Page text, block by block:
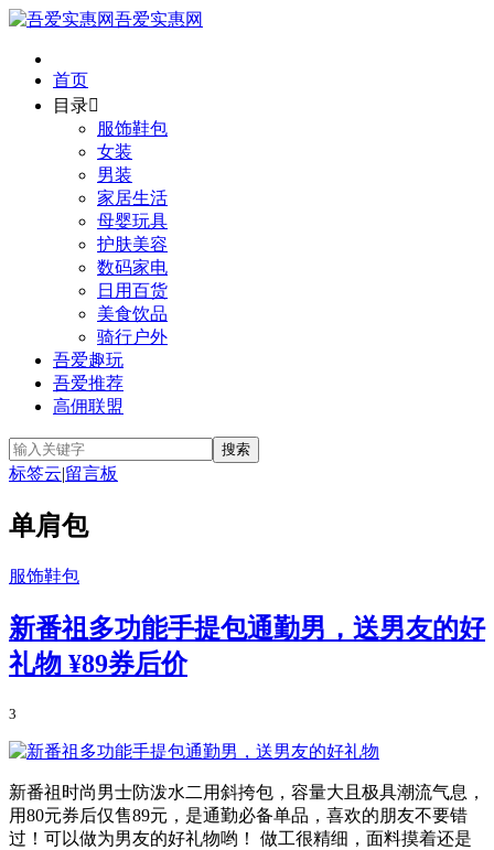
吾爱实惠网
首页
目录
服饰鞋包
女装
男装
家居生活
母婴玩具
护肤美容
数码家电
日用百货
美食饮品
骑行户外
吾爱趣玩
吾爱推荐
高佣联盟
标签云|留言板
单肩包
服饰鞋包
新番祖多功能手提包通勤男，送男友的好
礼物 ¥89券后价
3
新番祖时尚男士防泼水二用斜挎包，容量大且极具潮流气息，
用80元券后仅售89元，是通勤必备单品，喜欢的朋友不要错
过！可以做为男友的好礼物哟！ 做工很精细，面料摸着还是